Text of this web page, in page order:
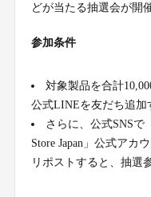
どが当たる抽選会が開
参加条件
対象製品を合計
公式LINEを友だち追加
さらに、公式SNSで
Store Japan」公式アカ
リポストすると、抽選